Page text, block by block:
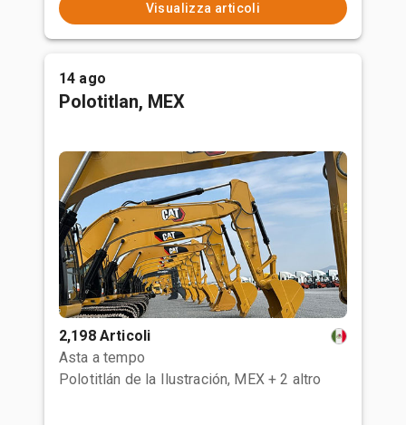
Visualizza articoli
14 ago
Polotitlan, MEX
2,198 Articoli
Asta a tempo
Polotitlán de la Ilustración, MEX + 2 altro